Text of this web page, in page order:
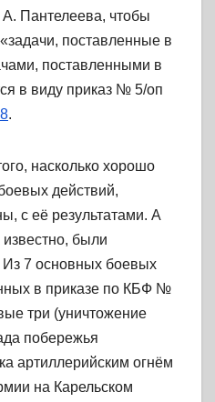
Пантелеева, чтобы
поставленные в
поставленными в
в виду приказ № 5/оп
8.
насколько хорошо
действий,
с её результатами. А
известно, были
7 основных боевых
в приказе по КБФ №
три (уничтожение
побережья
артиллерийским огнём
на Карельском